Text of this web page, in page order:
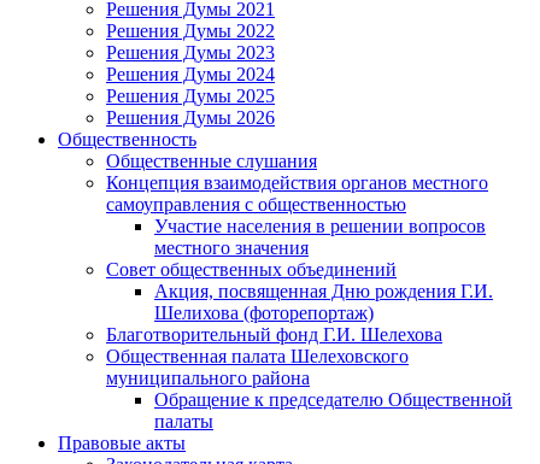
Решения Думы 2021
Решения Думы 2022
Решения Думы 2023
Решения Думы 2024
Решения Думы 2025
Решения Думы 2026
Общественность
Общественные слушания
Концепция взаимодействия органов местного
самоуправления с общественностью
Участие населения в решении вопросов
местного значения
Совет общественных объединений
Акция, посвященная Дню рождения Г.И.
Шелихова (фоторепортаж)
Благотворительный фонд Г.И. Шелехова
Общественная палата Шелеховского
муниципального района
Обращение к председателю Общественной
палаты
Правовые акты